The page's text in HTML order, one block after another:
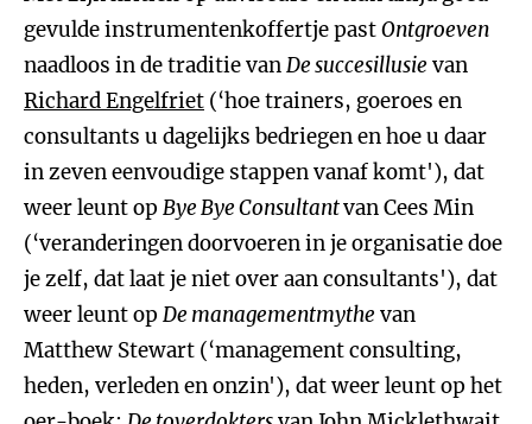
gevulde instrumentenkoffertje pastOntgroeven
naadloos in de traditie vanDe succesillusie van
Richard Engelfriet (‘hoe trainers, goeroes en
consultants u dagelijks bedriegen en hoe u daar
in zeven eenvoudige stappen vanaf komt'), dat
weer leunt op Bye Bye Consultantvan Cees Min
(‘veranderingen doorvoeren in je organisatie doe
je zelf, dat laat je niet over aan consultants'), dat
weer leunt op De managementmythe van
Matthew Stewart (‘management consulting,
heden, verleden en onzin'), dat weer leunt op het